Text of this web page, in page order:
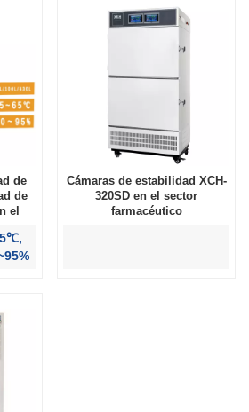
de
de
el
Cámaras de estabilidad XCH-
320SD en el sector
farmacéutico